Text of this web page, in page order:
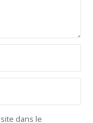
dans le